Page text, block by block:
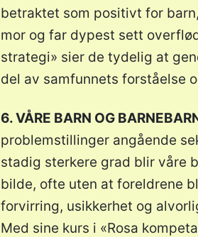
betraktet som positivt for
mor og far dypest sett
strategi» sier de tydelig at
del av samfunnets forståelse
6. VÅRE BARN OG
problemstillinger angående
stadig sterkere grad blir våre
bilde, ofte uten at foreldrene
forvirring, usikkerhet og
Med sine kurs i «Rosa